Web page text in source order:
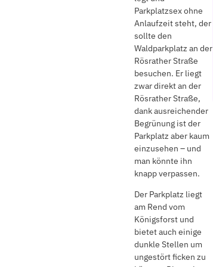
Parkplatzsex ohne
Anlaufzeit steht, der
sollte den
Waldparkplatz an der
Rösrather Straße
besuchen. Er liegt
zwar direkt an der
Rösrather Straße,
dank ausreichender
Begrünung ist der
Parkplatz aber kaum
einzusehen – und
man könnte ihn
knapp verpassen.
Der Parkplatz liegt
am Rend vom
Königsforst und
bietet auch einige
dunkle Stellen um
ungestört ficken zu